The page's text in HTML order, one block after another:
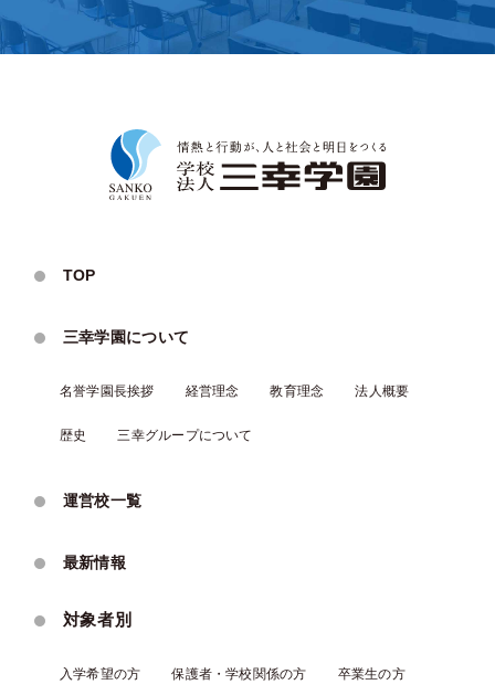
TOP
三幸学園について
名誉学園⻑挨拶 経営理念 教育理念 法人概要
歴史 三幸グループについて
運営校一覧
最新情報
対象者別
入学希望の方 保護者・学校関係の方 卒業生の方